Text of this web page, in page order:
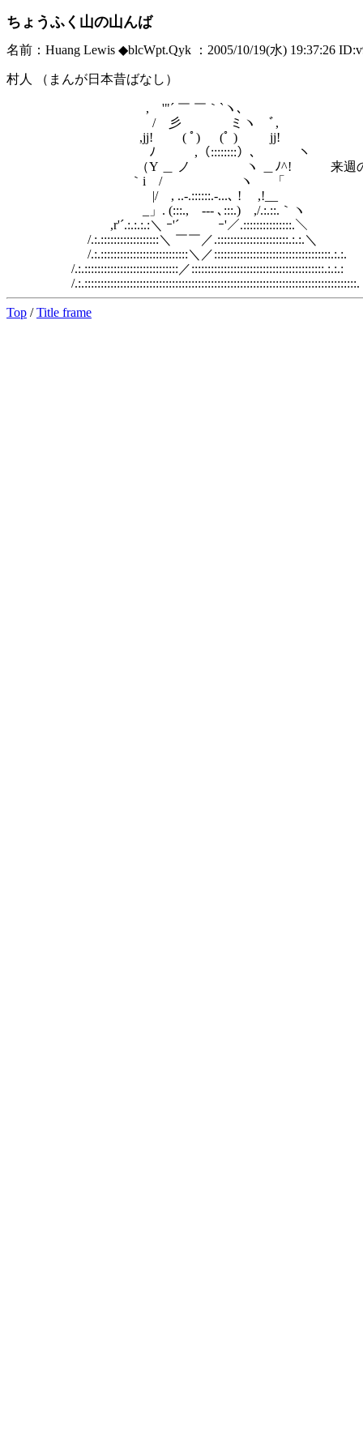
ちょうふく山の山んば
名前：Huang Lewis ◆blcWpt.Qyk ：2005/10/19(水) 19:37:26
村人 （まんが日本昔ばなし）
, '"´ ￣ ￣｀`ヽ､
/ 彡 ミヽ ﾞ,
,jj! ( ﾟ) (ﾟ ) jj!
ﾉ ,（::::::::）､ ヽ
（Y ＿ ノ ヽ ＿ﾉ^! 来週の再放送は
｀i / ヽ 「
|/ , ..-.::::::.-...､ ! ,!__
_」. (:::., -‐- ､:::.) ,/.:.::.｀ヽ
,r'´.:.:.:.:＼ ｰ'´ ｰ'／.:::::::::::::::.＼
/.:.::::::::::::::::::＼ ￣￣／.::::::::::::::::::::::.:.:.＼
/.:.:::::::::::::::::::::::::::＼／::::::::::::::::::::::::::::::::::::.:.:.
/.:.:::::::::::::::::::::::::::::／:::::::::::::::::::::::::::::::::::::::::.:.:.:
/.:.::::::::::::::::::::::::::::::::::::::::::::::::::::::::::::::::::::::::::::::::::::.
Top /Title frame